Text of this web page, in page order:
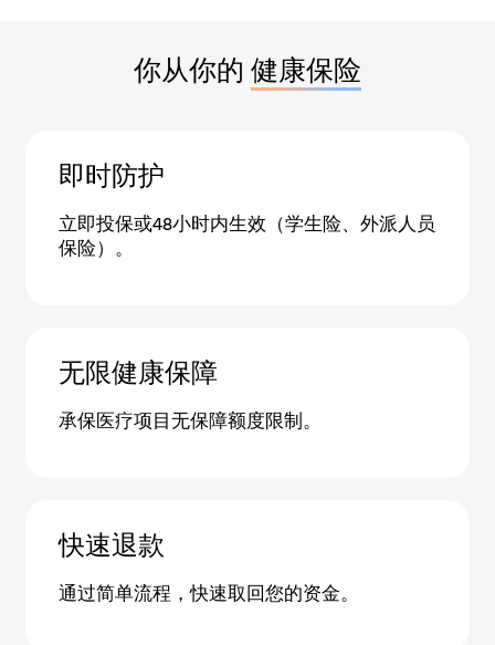
你从你的 健康保险
即时防护
立即投保或48小时内生效（学生险、外派人员
保险）。
无限健康保障
承保医疗项目无保障额度限制。
快速退款
通过简单流程，快速取回您的资金。